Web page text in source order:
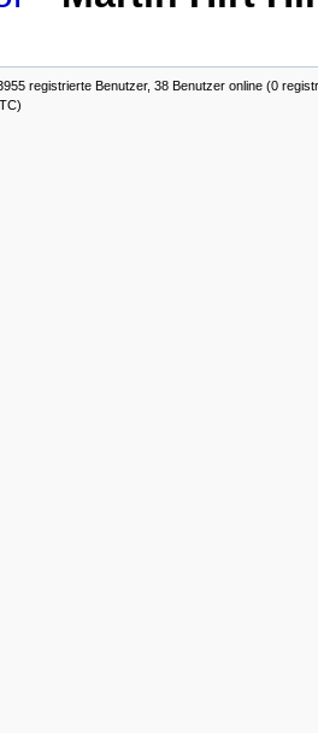
registrierte Benutzer, 38 Benutzer online (0